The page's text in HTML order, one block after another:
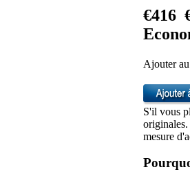
€416
Ajouter
S'il vous
originales.
mesure